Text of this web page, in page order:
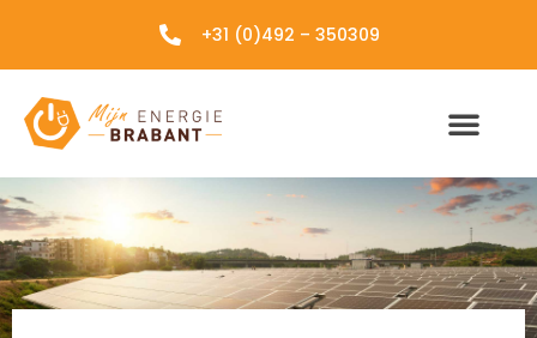
+31 (0)492 – 350309